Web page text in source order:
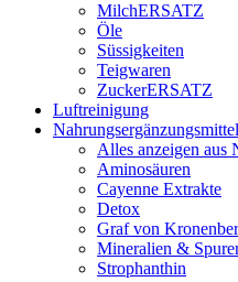
MilchERSATZ
Öle
Süssigkeiten
Teigwaren
ZuckerERSATZ
Luftreinigung
Nahrungsergänzungsmittel
Alles anzeigen aus
Aminosäuren
Cayenne Extrakte
Detox
Graf von
Mineralien &
Strophanthin